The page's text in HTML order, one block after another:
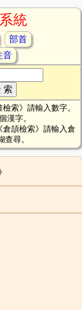
統
部首
音
索》請輸入數字。
漢字。
倉頡檢索》請輸入倉
尋。